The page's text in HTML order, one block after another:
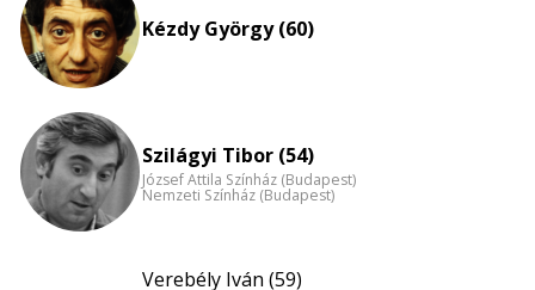
Kézdy György (60)
Szilágyi Tibor (54)
József Attila Színház (Budapest)
Nemzeti Színház (Budapest)
Verebély Iván (59)